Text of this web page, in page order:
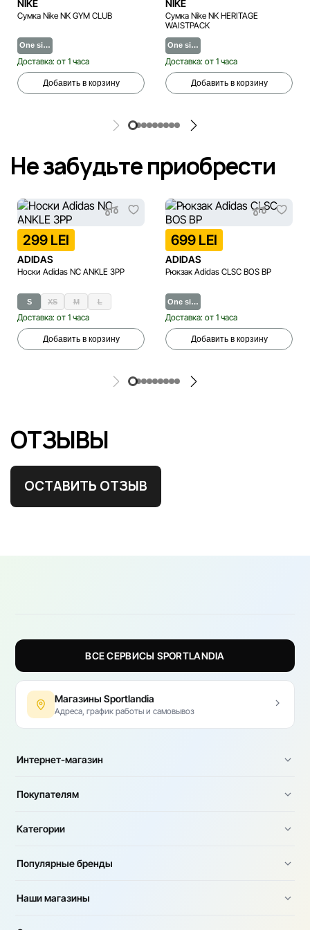
NIKE
Сумка Nike NK GYM CLUB
One si…
Доставка: от 1 часа
Добавить в корзину
NIKE
Сумка Nike NK HERITAGE
WAISTPACK
One si…
Доставка: от 1 часа
Добавить в корзину
Не забудьте приобрести
299 LEI
ADIDAS
Носки Adidas NC ANKLE 3PP
S XS M L
Доставка: от 1 часа
Добавить в корзину
699 LEI
ADIDAS
Рюкзак Adidas CLSC BOS BP
One si…
Доставка: от 1 часа
Добавить в корзину
ОТЗЫВЫ
ОСТАВИТЬ ОТЗЫВ
ВСЕ СЕРВИСЫ SPORTLANDIA
Магазины Sportlandia
Адреса, график работы и самовывоз
Интернет-магазин
Покупателям
Категории
Популярные бренды
Наши магазины